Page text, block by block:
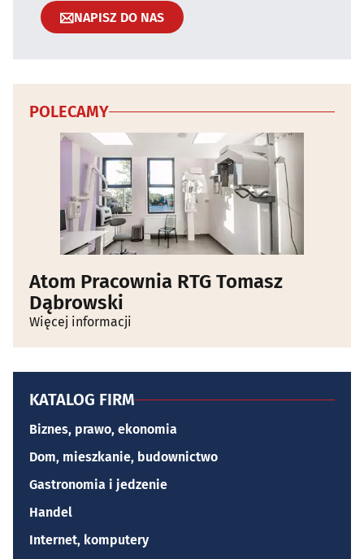
NAPISZ DO NAS
POLECAMY
Atom Pracownia RTG Tomasz
Dąbrowski
Więcej informacji
KATALOG FIRM
Biznes, prawo, ekonomia
Dom, mieszkanie, budownictwo
Gastronomia i jedzenie
Handel
Internet, komputery